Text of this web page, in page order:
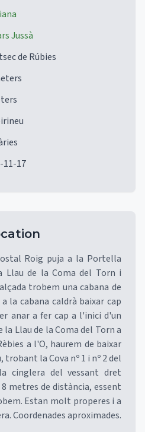
Jussà
de Rúbies
11-17
Roig puja a la Portella
Llau de la Coma del Torn i
trobem una cabana de
la cabana caldrà baixar cap
anar a fer cap a l'inici d'un
Llau de la Coma del Torn a
a l'O, haurem de baixar
la Cova nº 1 i nº 2 del
cinglera del vessant dret
metres de distància, essent
Estan molt properes i a
Coordenades aproximades.